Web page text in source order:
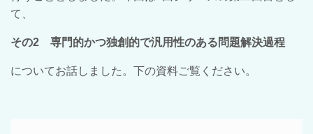
て、
その2 専門的かつ独創的で汎用性のある問題解決過程
についてお話しました。下の資料ご覧ください。